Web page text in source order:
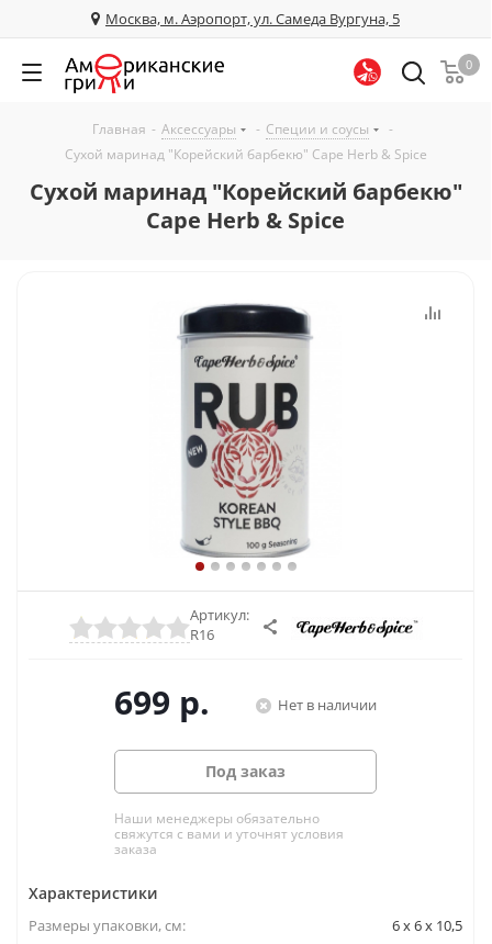
Москва, м. Аэропорт, ул. Самеда Вургуна, 5
0
Главная - Аксессуары - Специи и соусы
-
Сухой маринад "Корейский барбекю" Cape Herb & Spice
Сухой маринад "Корейский барбекю"
Cape Herb & Spice
Артикул:
R16
699 р. Нет в наличии
Под заказ
Наши менеджеры обязательно
свяжутся с вами и уточнят условия
заказа
Характеристики
Размеры упаковки, cм:
6 x 6 x 10,5